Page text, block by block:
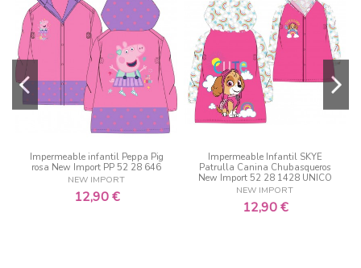
Impermeable infantil Peppa Pig
rosa New Import PP 52 28 646
NEW IMPORT
12,90 €
Impermeable Infantil SKYE
Patrulla Canina Chubasqueros
New Import 52 28 1428 UNICO
NEW IMPORT
12,90 €